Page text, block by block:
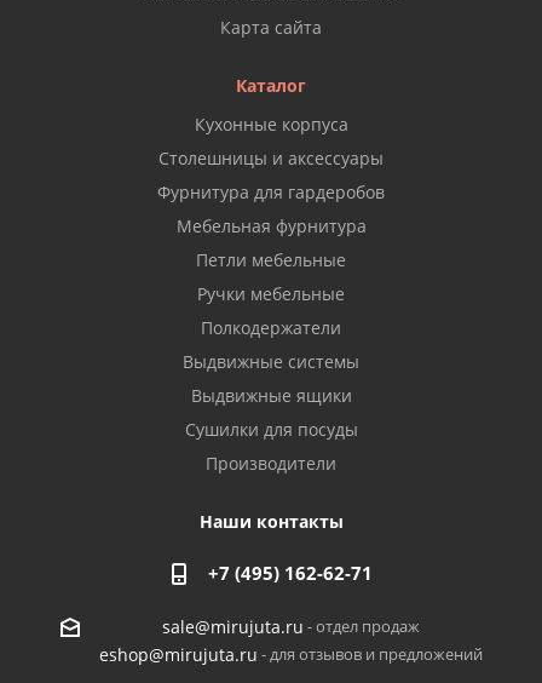
Карта сайта
Каталог
Кухонные корпуса
Столешницы и аксессуары
Фурнитура для гардеробов
Мебельная фурнитура
Петли мебельные
Ручки мебельные
Полкодержатели
Выдвижные системы
Выдвижные ящики
Сушилки для посуды
Производители
Наши контакты
+7 (495) 162-62-71
sale@mirujuta.ru - отдел продаж
eshop@mirujuta.ru - для отзывов и предложений